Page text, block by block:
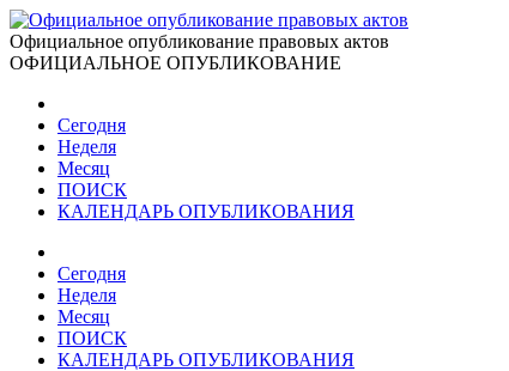
Официальное опубликование правовых актов
ОФИЦИАЛЬНОЕ ОПУБЛИКОВАНИЕ
Сегодня
Неделя
Месяц
ПОИСК
КАЛЕНДАРЬ ОПУБЛИКОВАНИЯ
Сегодня
Неделя
Месяц
ПОИСК
КАЛЕНДАРЬ ОПУБЛИКОВАНИЯ